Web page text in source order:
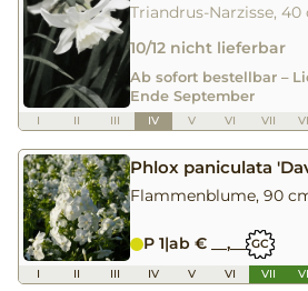
Triandrus-Narzisse, 40
10/12 nicht lieferbar
Ab sofort bestellbar –
Ende September
I II III IV V VI VII
Phlox paniculata
Flammenblume, 90
P 1|ab € __,__ GC
I II III IV V VI VII